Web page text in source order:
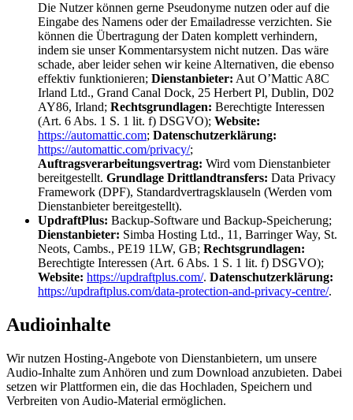
Die Nutzer können gerne Pseudonyme nutzen oder auf die
Eingabe des Namens oder der Emailadresse verzichten. Sie
können die Übertragung der Daten komplett verhindern,
indem sie unser Kommentarsystem nicht nutzen. Das wäre
schade, aber leider sehen wir keine Alternativen, die ebenso
effektiv funktionieren; Dienstanbieter: Aut O’Mattic A8C
Irland Ltd., Grand Canal Dock, 25 Herbert Pl, Dublin, D02
AY86, Irland; Rechtsgrundlagen: Berechtigte Interessen
(Art. 6 Abs. 1 S. 1 lit. f) DSGVO); Website:
https://automattic.com; Datenschutzerklärung:
https://automattic.com/privacy/;
Auftragsverarbeitungsvertrag: Wird vom Dienstanbieter
bereitgestellt. Grundlage Drittlandtransfers: Data Privacy
Framework (DPF), Standardvertragsklauseln (Werden vom
Dienstanbieter bereitgestellt).
UpdraftPlus: Backup-Software und Backup-Speicherung;
Dienstanbieter: Simba Hosting Ltd., 11, Barringer Way, St.
Neots, Cambs., PE19 1LW, GB; Rechtsgrundlagen:
Berechtigte Interessen (Art. 6 Abs. 1 S. 1 lit. f) DSGVO);
Website: https://updraftplus.com/. Datenschutzerklärung:
https://updraftplus.com/data-protection-and-privacy-centre/.
Audioinhalte
Wir nutzen Hosting-Angebote von Dienstanbietern, um unsere
Audio-Inhalte zum Anhören und zum Download anzubieten. Dabei
setzen wir Plattformen ein, die das Hochladen, Speichern und
Verbreiten von Audio-Material ermöglichen.